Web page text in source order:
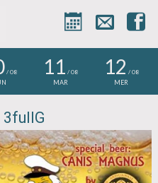



/ 08 11 / 08
MAR
12 / 08
MER